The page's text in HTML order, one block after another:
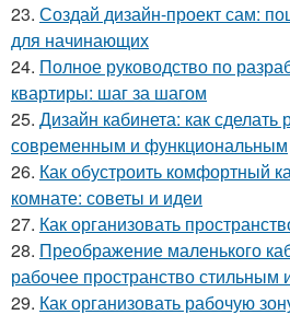
23. Создай дизайн-проект сам:
для начинающих
24. Полное руководство по
квартиры: шаг за шагом
25. Дизайн кабинета: как сделать
современным и функциональным
26. Как обустроить комфортный
комнате: советы и идеи
27. Как организовать
28. Преображение маленького
рабочее пространство
29. Как организовать рабочую